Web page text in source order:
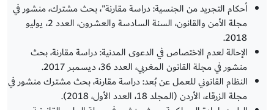
أحكام التجريد من الجنسية: دراسة مقارنة"، بحث مشترك، منشور في
مجلة الأمن والقانون، السنة السادسة والعشرون، العدد 2، يوليو
2018.
الإحالة لعدم الاختصاص في الدعوى المدنية: دراسة مقارنة، بحث
منشور في مجلة القانون المغربي، العدد 36، ديسمبر 2017.
النظام القانوني للعمل عن بُعد: دراسة مقارنة، بحث مشترك منشور في
مجلة الزرقاء، الأردن (المجلد 18، العدد الأول، 2018).